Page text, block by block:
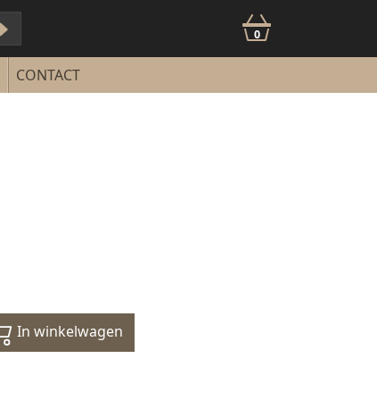
0
CONTACT
In winkelwagen